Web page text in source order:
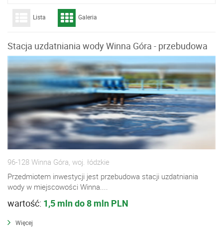
Lista Galeria
Stacja uzdatniania wody Winna Góra - przebudowa
96-128 Winna Góra, woj. łódzkie
Przedmiotem inwestycji jest przebudowa stacji uzdatniania
wody w miejscowości Winna....
wartość: 1,5 mln do 8 mln PLN
Więcej